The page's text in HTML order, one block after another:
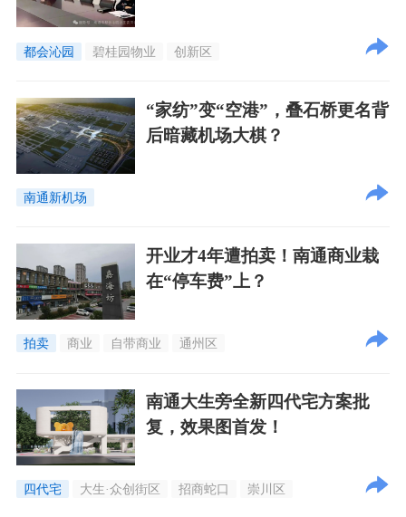
都会沁园 碧桂园物业 创新区
“家纺”变“空港”，叠石桥更名背
后暗藏机场大棋？
南通新机场
开业才4年遭拍卖！南通商业栽
在“停车费”上？
拍卖 商业 自带商业 通州区
南通大生旁全新四代宅方案批
复，效果图首发！
四代宅 大生·众创街区 招商蛇口 崇川区